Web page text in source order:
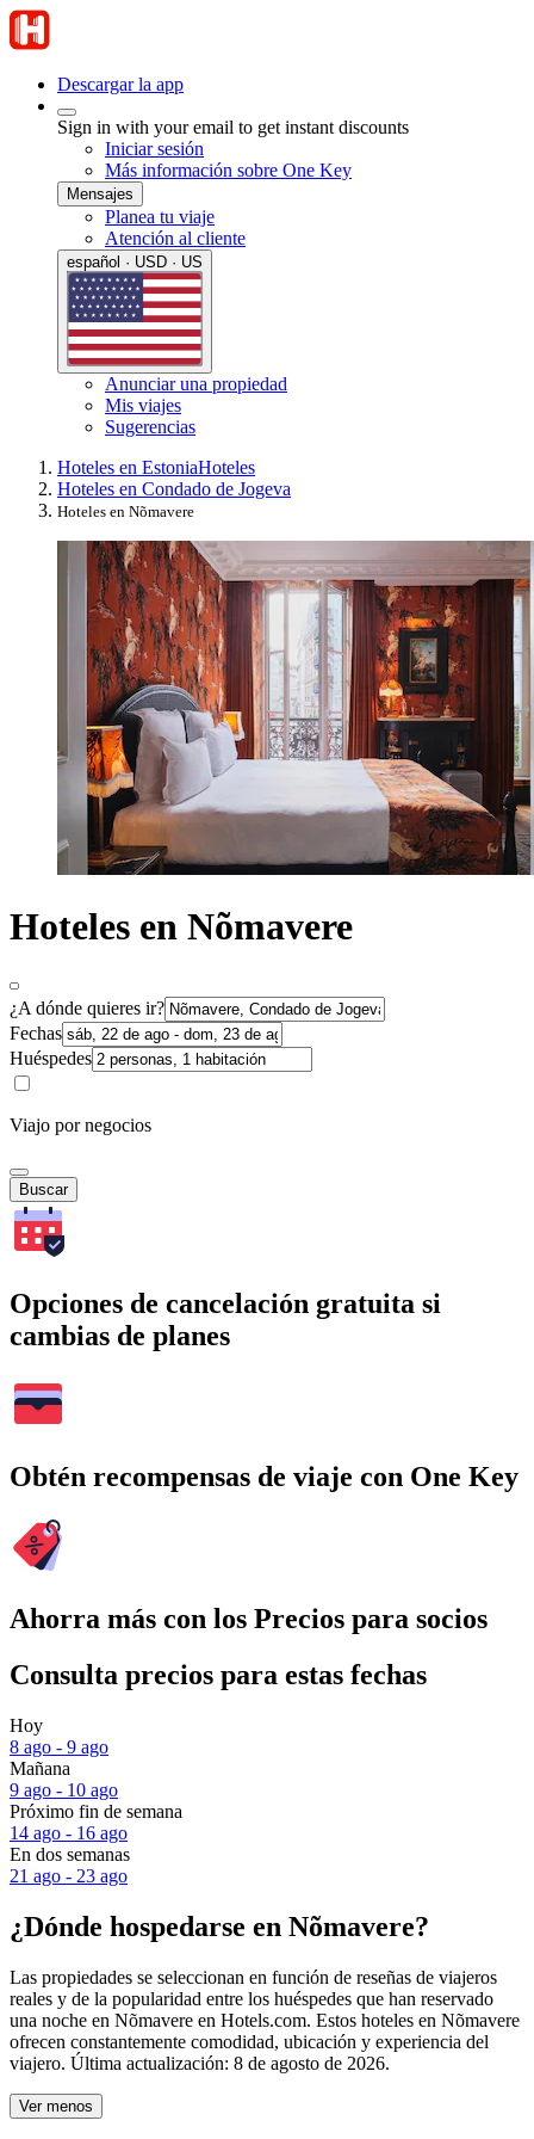
Descargar la app
Sign in with your email to get instant discounts
Iniciar sesión
Más información sobre One Key
Mensajes
Planea tu viaje
Atención al cliente
español · USD · US
Anunciar una propiedad
Mis viajes
Sugerencias
Hoteles en EstoniaHoteles
Hoteles en Condado de Jogeva
Hoteles en Nõmavere
Hoteles en Nõmavere
¿A dónde quieres ir?
Fechas
Huéspedes
Viajo por negocios
Buscar
Opciones de cancelación gratuita si
cambias de planes
Obtén recompensas de viaje con One Key
Ahorra más con los Precios para socios
Consulta precios para estas fechas
Hoy
8 ago - 9 ago
Mañana
9 ago - 10 ago
Próximo fin de semana
14 ago - 16 ago
En dos semanas
21 ago - 23 ago
¿Dónde hospedarse en Nõmavere?
Las propiedades se seleccionan en función de reseñas de viajeros
reales y de la popularidad entre los huéspedes que han reservado
una noche en Nõmavere en Hotels.com. Estos hoteles en Nõmavere
ofrecen constantemente comodidad, ubicación y experiencia del
viajero. Última actualización: 8 de agosto de 2026.
Ver menos